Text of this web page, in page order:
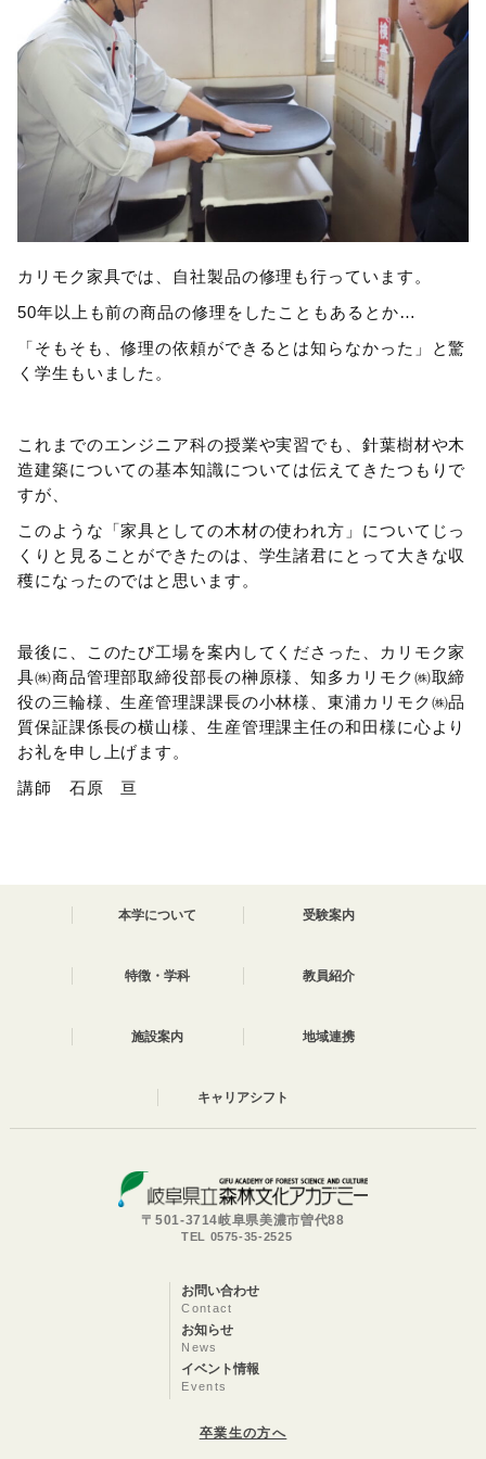
カリモク家具では、自社製品の修理も行っています。
50年以上も前の商品の修理をしたこともあるとか…
「そもそも、修理の依頼ができるとは知らなかった」と驚
く学生もいました。
これまでのエンジニア科の授業や実習でも、針葉樹材や木
造建築についての基本知識については伝えてきたつもりで
すが、
このような「家具としての木材の使われ方」についてじっ
くりと見ることができたのは、学生諸君にとって大きな収
穫になったのではと思います。
最後に、このたび工場を案内してくださった、カリモク家
具㈱商品管理部取締役部長の榊原様、知多カリモク㈱取締
役の三輪様、生産管理課課長の小林様、東浦カリモク㈱品
質保証課係長の横山様、生産管理課主任の和田様に心より
お礼を申し上げます。
講師 石原 亘
本学について 受験案内
特徴・学科 教員紹介
施設案内 地域連携
キャリアシフト
〒501-3714岐阜県美濃市曽代88
TEL 0575-35-2525
お問い合わせ
Contact
お知らせ
News
イベント情報
Events
卒業生の方へ